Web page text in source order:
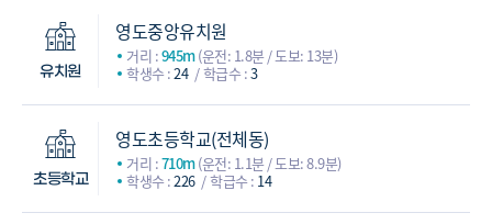
유치원
영도중앙유치원
거리 :945m(운전: 1.8분 / 도보: 13분)
학생수 :24 학급수 :3
초등학교
영도초등학교(전체동)
거리 :710m(운전: 1.1분 / 도보: 8.9분)
학생수 :226 학급수 : 14